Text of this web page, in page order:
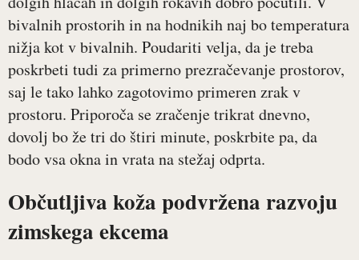
bivalnih prostorih in na hodnikih naj bo temperatura
nižja kot v bivalnih. Poudariti velja, da je treba
poskrbeti tudi za primerno prezračevanje prostorov,
saj le tako lahko zagotovimo primeren zrak v
prostoru. Priporoča se zračenje trikrat dnevno,
dovolj bo že tri do štiri minute, poskrbite pa, da
bodo vsa okna in vrata na stežaj odprta.
Občutljiva koža podvržena razvoju
zimskega ekcema